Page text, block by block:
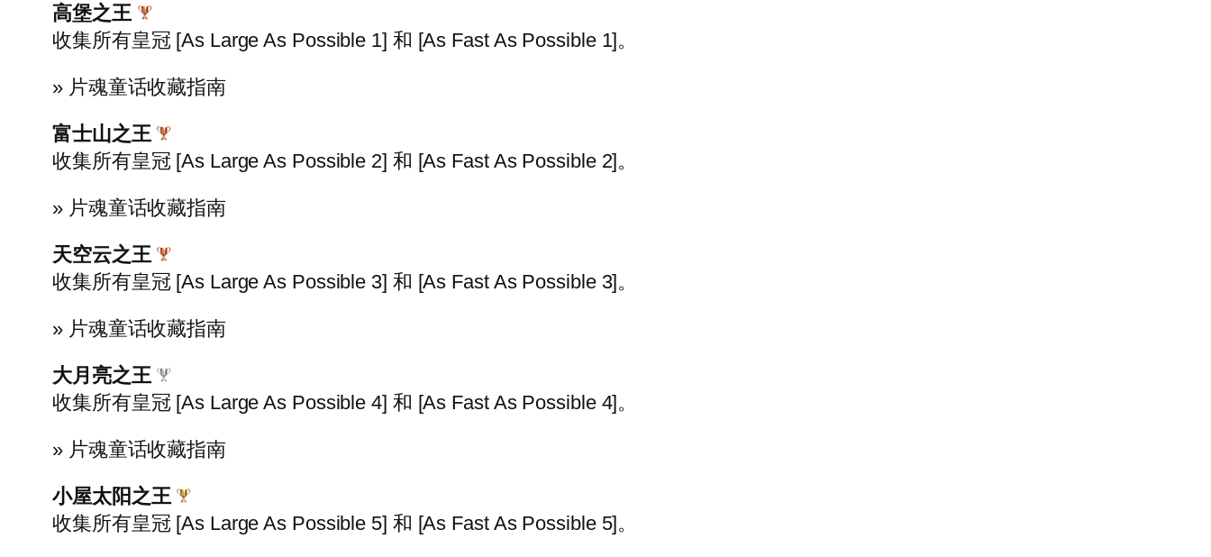
高堡之王
收集所有皇冠 [As Large As Possible 1] 和 [As Fast As Possible 1]。
» 片魂童话收藏指南
富士山之王
收集所有皇冠 [As Large As Possible 2] 和 [As Fast As Possible 2]。
» 片魂童话收藏指南
天空云之王
收集所有皇冠 [As Large As Possible 3] 和 [As Fast As Possible 3]。
» 片魂童话收藏指南
大月亮之王
收集所有皇冠 [As Large As Possible 4] 和 [As Fast As Possible 4]。
» 片魂童话收藏指南
小屋太阳之王
收集所有皇冠 [As Large As Possible 5] 和 [As Fast As Possible 5]。